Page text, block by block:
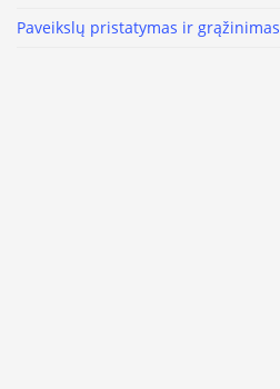
Paveikslų pristatymas ir grąžinimas